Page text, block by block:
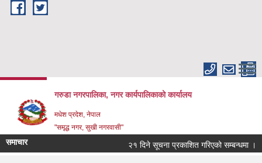
Skip to main content
गरुडा नगरपालिका, नगर कार्यपालिकाको कार्यालय
मधेश प्रदेश, नेपाल
"समृद्ध नगर, सुखी नगरवासी"
समाचार २१ दिने सूचना प्रकाशित गरिएको सम्बन्धमा ।